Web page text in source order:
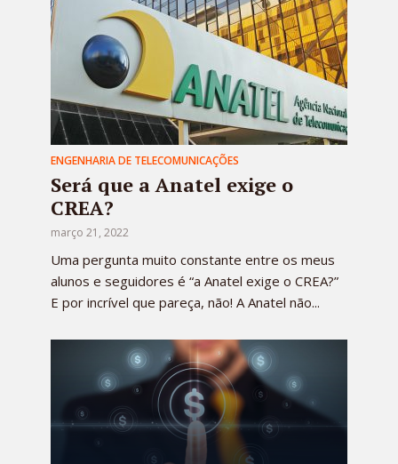
ENGENHARIA DE TELECOMUNICAÇÕES
Será que a Anatel exige o
CREA?
março 21, 2022
Uma pergunta muito constante entre os meus
alunos e seguidores é “a Anatel exige o CREA?”
E por incrível que pareça, não! A Anatel não...